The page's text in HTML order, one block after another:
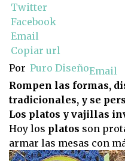
Twitter
Facebook
Email
Copiar url
Por Puro DiseñoEmail
Rompen las formas,
tradicionales, y se
Los platos y vajillas
Hoy los platos son
armar las mesas con